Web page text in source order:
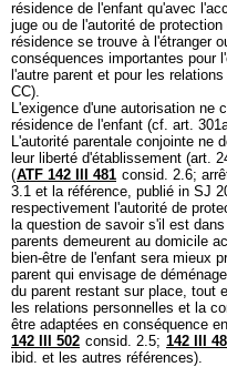
résidence de l'enfant qu'avec
juge ou de l'autorité de
résidence se trouve à l'étranger
conséquences importantes pour
l'autre parent et pour les
CC).
L'exigence d'une autorisation ne
résidence de l'enfant (cf. art.
L'autorité parentale conjointe ne
leur liberté d'établissement (art.
(ATF 142 III 481 consid. 2.6;
3.1 et la référence, publié in SJ
respectivement l'autorité de
la question de savoir s'il est
parents demeurent au domicile
bien-être de l'enfant sera mieux
parent qui envisage de
du parent restant sur place, tout
les relations personnelles et la
être adaptées en conséquence
142 III 502 consid. 2.5; 142 III
ibid. et les autres références).